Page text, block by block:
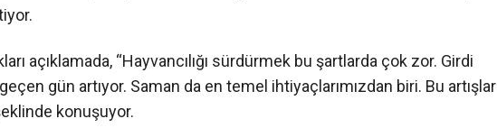
açıklamada, “Hayvancılığı sürdürmek bu şartlarda çok zor. Girdi
gün artıyor. Saman da en temel ihtiyaçlarımızdan biri. Bu artışlar
konuşuyor.